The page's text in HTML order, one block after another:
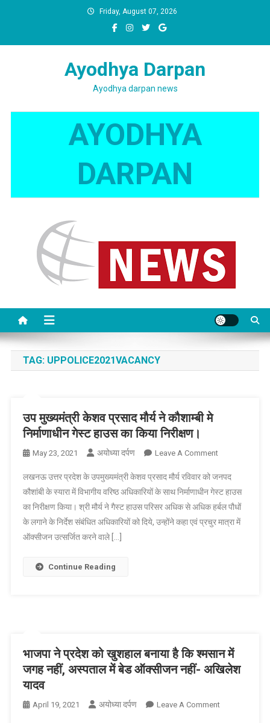
Friday, August 07, 2026
Ayodhya Darpan
Ayodhya darpan news
AYODHYA
DARPAN
TAG: UPPOLICE2021VACANCY
उप मुख्यमंत्री केशव प्रसाद मौर्य ने कौशाम्बी मे
निर्माणाधीन गेस्ट हाउस का किया निरीक्षण।
May 23, 2021 अयोध्या दर्पण Leave A CommentOn
मुख्यमंत्री
केशव
प्रसाद
मौर्य
निरीक्षण।
लखनऊ उत्तर प्रदेश के उपमुख्यमंत्री केशव प्रसाद मौर्य रविवार को जनपद
कौशांबी के स्यारा में विभागीय वरिष्ठ अधिकारियों के साथ निर्माणाधीन गेस्ट हाउस
का निरीक्षण किया। श्री मौर्य ने गैस्ट हाउस परिसर अधिक से अधिक हर्बल पौधों
के लगाने के निर्देश संबंधित अधिकारियों को दिये, उन्होंने कहा एवं प्रचुर मात्रा में
ऑक्सीजन उत्सर्जित करने वाले […]
Continue Reading
भाजपा ने प्रदेश को खुशहाल बनाया है कि श्मसान में
जगह नहीं, अस्पताल में बेड ऑक्सीजन नहीं- अखिलेश
यादव
April 19, 2021 अयोध्या दर्पण Leave A CommentOn